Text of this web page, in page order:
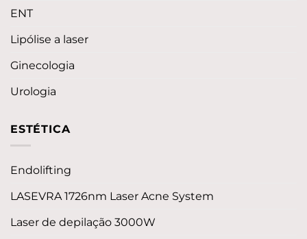
ENT
Lipólise a laser
Ginecologia
Urologia
ESTÉTICA
Endolifting
LASEVRA 1726nm Laser Acne System
Laser de depilação 3000W